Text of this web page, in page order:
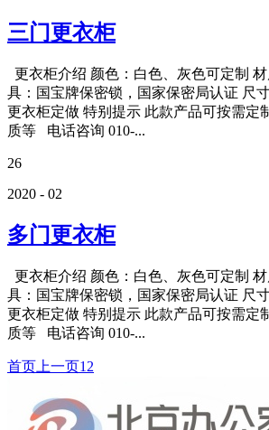
三门更衣柜
更衣柜介绍 颜色：白色、灰色可定制
具：国宝牌保密锁，国家保密局认证 尺
更衣柜定做 特别提示 此款产品可按需定
质等 电话咨询 010-...
26
2020 - 02
多门更衣柜
更衣柜介绍 颜色：白色、灰色可定制
具：国宝牌保密锁，国家保密局认证 尺
更衣柜定做 特别提示 此款产品可按需定
质等 电话咨询 010-...
首页 上一页1 2